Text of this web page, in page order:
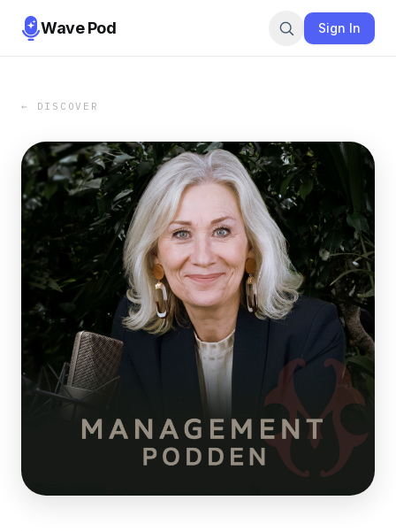
Wave Pod Sign In
← DISCOVER